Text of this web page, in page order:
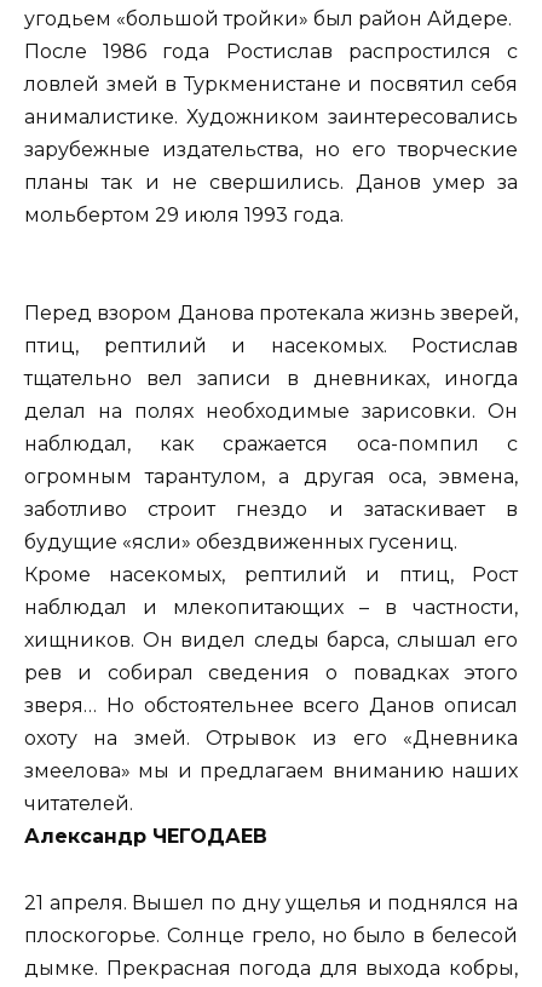
угодьем «большой тройки» был район Айдере.
После 1986 года Ростислав распростился с
ловлей змей в Туркменистане и посвятил себя
анималистике. Художником заинтересовались
зарубежные издательства, но его творческие
планы так и не свершились. Данов умер за
мольбертом 29 июля 1993 года.
Перед взором Данова протекала жизнь зверей,
птиц, рептилий и насекомых. Ростислав
тщательно вел записи в дневниках, иногда
делал на полях необходимые зарисовки. Он
наблюдал, как сражается оса-помпил с
огромным тарантулом, а другая оса, эвмена,
заботливо строит гнездо и затаскивает в
будущие «ясли» обездвиженных гусениц.
Кроме насекомых, рептилий и птиц, Рост
наблюдал и млекопитающих – в частности,
хищников. Он видел следы барса, слышал его
рев и собирал сведения о повадках этого
зверя… Но обстоятельнее всего Данов описал
охоту на змей. Отрывок из его «Дневника
змеелова» мы и предлагаем вниманию наших
читателей.
Александр ЧЕГОДАЕВ
21 апреля. Вышел по дну ущелья и поднялся на
плоскогорье. Солнце грело, но было в белесой
дымке. Прекрасная погода для выхода кобры,